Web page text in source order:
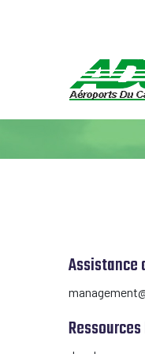
Assistance